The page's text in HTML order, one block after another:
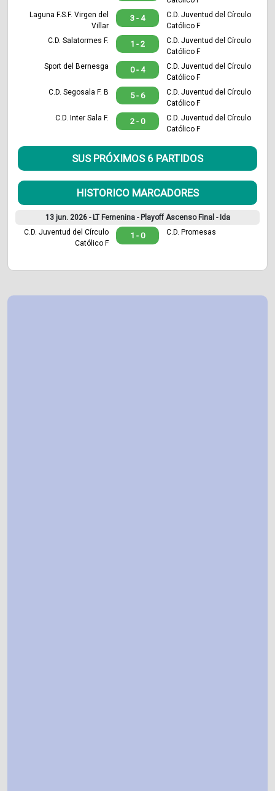
Laguna F.S.F. Virgen del
Villar
3 - 4
C.D. Juventud del Círculo
Católico F
C.D. Salatormes F.
1 - 2
C.D. Juventud del Círculo
Católico F
Sport del Bernesga
0 - 4
C.D. Juventud del Círculo
Católico F
C.D. Segosala F. B
5 - 6
C.D. Juventud del Círculo
Católico F
C.D. Inter Sala F.
2 - 0
C.D. Juventud del Círculo
Católico F
SUS PRÓXIMOS 6 PARTIDOS
HISTORICO MARCADORES
13 jun. 2026 - LT Femenina - Playoff Ascenso Final - Ida
C.D. Juventud del Círculo
Católico F
1 - 0 C.D. Promesas